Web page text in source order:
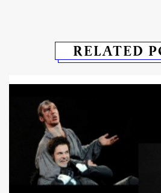
RELATED